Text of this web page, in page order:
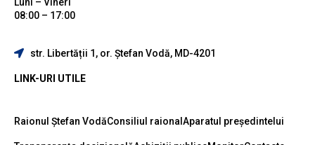
08:00 – 17:00
str. Libertății 1, or. Ștefan Vodă, MD-4201
LINK-URI UTILE
Raionul Ștefan VodăConsiliul raional Aparatul președintelui